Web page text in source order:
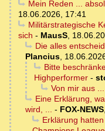
Mein Reden ...
18.06.2026, 17:41
Militärstrategische
sich - MausS,
Die alles
Plancius,
Bitte
Highperformer -
Von mir aus
Eine Erklärung,
wird, ... - FOX-NEWS,
Erklärung